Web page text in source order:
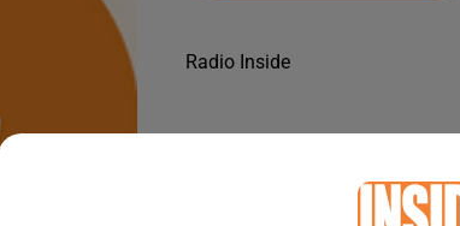
Radio Inside